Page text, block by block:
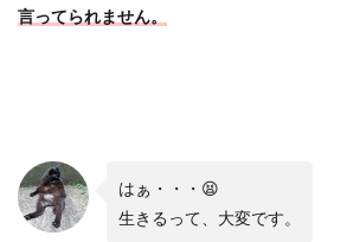
言ってられません。
はぁ・・・😫
生きるって、大変です。